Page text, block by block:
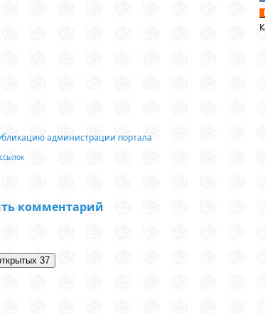
администрации портала
комментарий